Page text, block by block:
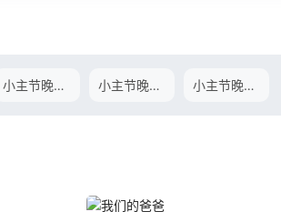
小主节晚会上 小主节晚会中 小主节晚会下